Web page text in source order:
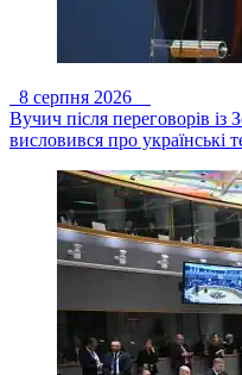
8 серпня 2026
Вучич після переговорів із
висловився про українські